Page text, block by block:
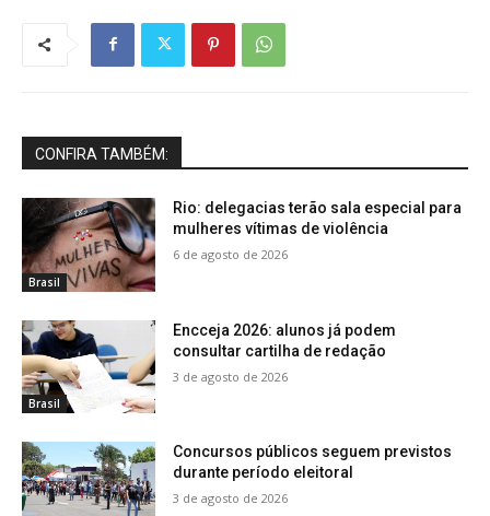
CONFIRA TAMBÉM:
Brasil
Rio: delegacias terão sala especial para
mulheres vítimas de violência
6 de agosto de 2026
Brasil
Encceja 2026: alunos já podem
consultar cartilha de redação
3 de agosto de 2026
Concursos públicos seguem previstos
durante período eleitoral
3 de agosto de 2026